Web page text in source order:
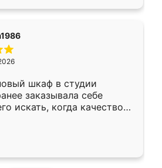
шкаф в студии
заказывала себе
искать, когда качеством
Служит кухня уже почти
нет.